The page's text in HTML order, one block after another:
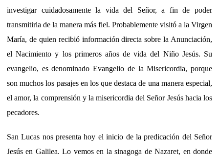
investigar cuidadosamente la vida del Señor, a fin de poder
transmitirla de la manera más fiel. Probablemente visitó a la Virgen
María, de quien recibió información directa sobre la Anunciación,
el Nacimiento y los primeros años de vida del Niño Jesús. Su
evangelio, es denominado Evangelio de la Misericordia, porque
son muchos los pasajes en los que destaca de una manera especial,
el amor, la comprensión y la misericordia del Señor Jesús hacia los
pecadores.
San Lucas nos presenta hoy el inicio de la predicación del Señor
Jesús en Galilea. Lo vemos en la sinagoga de Nazaret, en donde